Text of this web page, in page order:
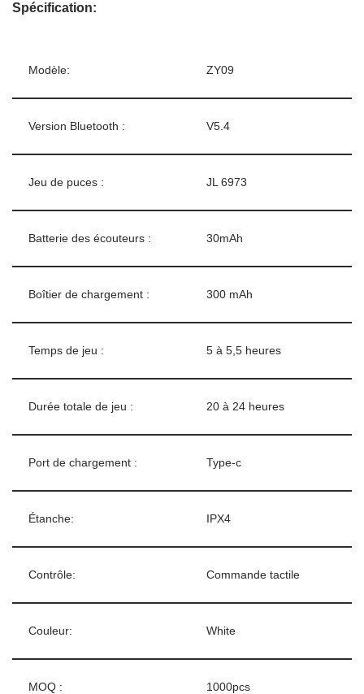
Spécification:
Modèle: ZY09
Version Bluetooth : V5.4
Jeu de puces : JL 6973
Batterie des écouteurs : 30mAh
Boîtier de chargement : 300 mAh
Temps de jeu : 5 à 5,5 heures
Durée totale de jeu : 20 à 24 heures
Port de chargement : Type-c
Étanche: IPX4
Contrôle: Commande tactile
Couleur: White
MOQ : 1000pcs